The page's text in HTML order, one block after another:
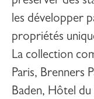
les développer
propriétés
La collection
Paris, Brenners
Baden, Hôtel du